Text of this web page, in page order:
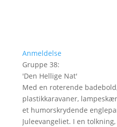
Anmeldelse
Gruppe 38:
'Den Hellige Nat'
Med en roterende
plastikkaravaner,
et humorskrydende
Juleevangeliet. I en